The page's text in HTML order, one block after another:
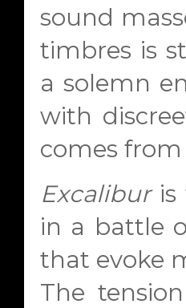
sound
timbres is
a solemn
with
comes
Excaliburis
in a battle
that evoke
The